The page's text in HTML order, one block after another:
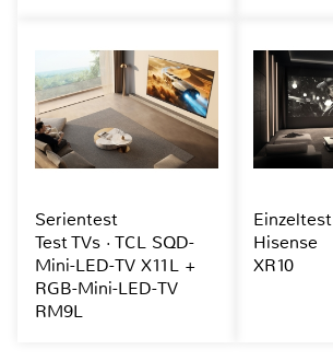
Serientest
Test TVs · TCL SQD-
Mini-LED-TV X11L +
RGB-Mini-LED-TV
RM9L
Einzeltest
Hisense
XR10